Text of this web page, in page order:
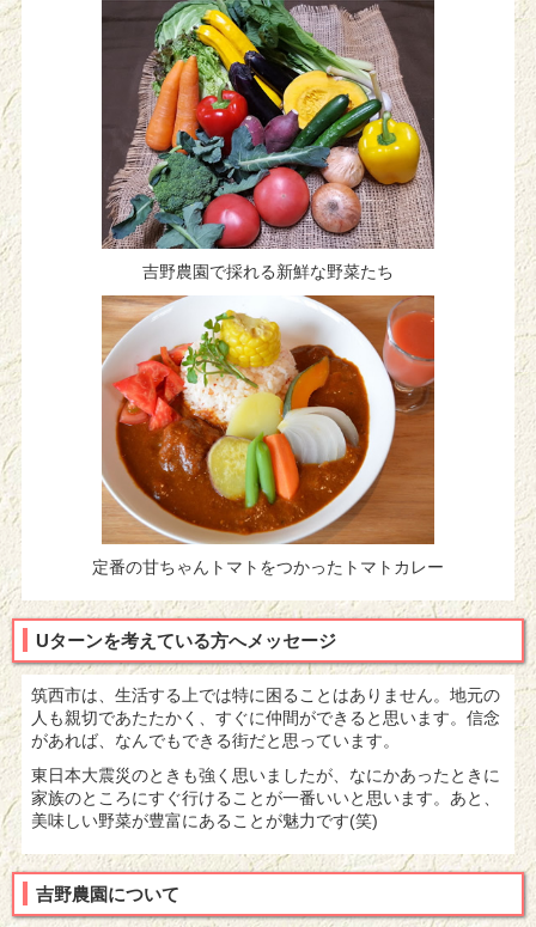
吉野農園で採れる新鮮な野菜たち
定番の甘ちゃんトマトをつかったトマトカレー
Uターンを考えている方へメッセージ
筑西市は、生活する上では特に困ることはありません。地元の
人も親切であたたかく、すぐに仲間ができると思います。信念
があれば、なんでもできる街だと思っています。
東日本大震災のときも強く思いましたが、なにかあったときに
家族のところにすぐ行けることが一番いいと思います。あと、
美味しい野菜が豊富にあることが魅力です(笑)
吉野農園について